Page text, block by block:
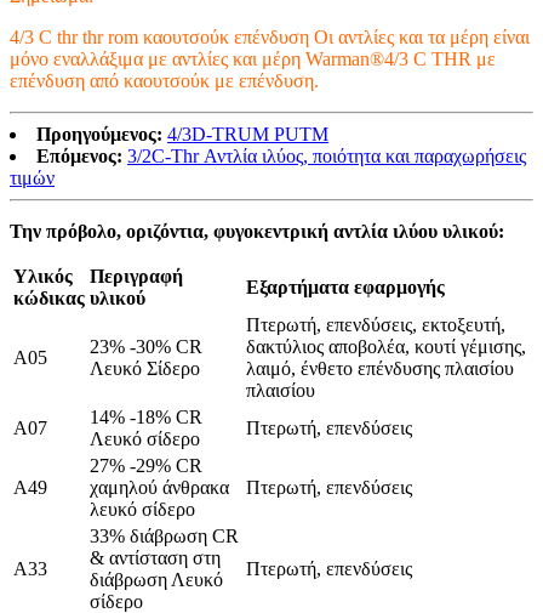
4/3 C thr thr rom καουτσούκ επένδυση Οι αντλίες και τα μέρη είναι
μόνο εναλλάξιμα με αντλίες και μέρη Warman®4/3 C THR με
επένδυση από καουτσούκ με επένδυση.
Προηγούμενος: 4/3D-TRUM PUTM
Επόμενος: 3/2C-Thr Αντλία ιλύος, ποιότητα και παραχωρήσεις
τιμών
Την πρόβολο, οριζόντια, φυγοκεντρική αντλία ιλύου υλικού:
Υλικός
κώδικας
Περιγραφή
υλικού
Εξαρτήματα εφαρμογής
A05
23% -30% CR
Λευκό Σίδερο
Πτερωτή, επενδύσεις, εκτοξευτή,
δακτύλιος αποβολέα, κουτί γέμισης,
λαιμό, ένθετο επένδυσης πλαισίου
πλαισίου
A07
14% -18% CR
Λευκό σίδερο
Πτερωτή, επενδύσεις
Α49
27% -29% CR
χαμηλού άνθρακα
λευκό σίδερο
Πτερωτή, επενδύσεις
Α33
33% διάβρωση CR
& αντίσταση στη
διάβρωση Λευκό
σίδερο
Πτερωτή, επενδύσεις